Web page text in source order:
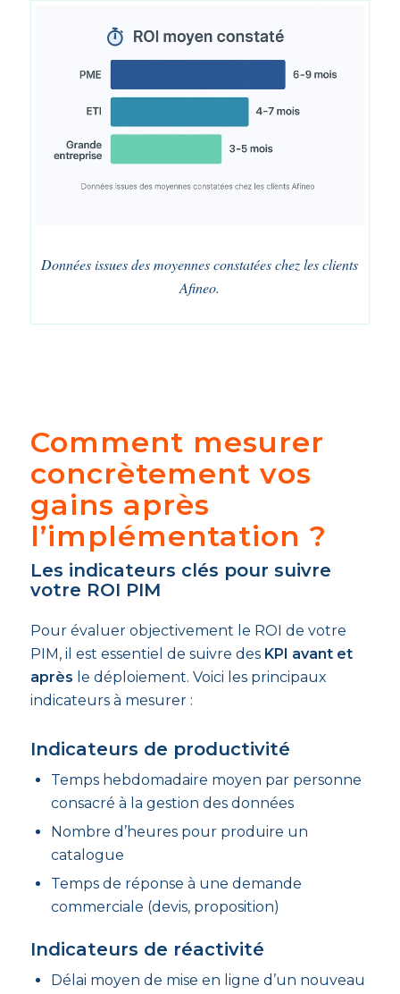
Données issues des moyennes constatées chez les clients
Afineo.
Comment mesurer
concrètement vos
gains après
l’implémentation ?
Les indicateurs clés pour suivre
votre ROI PIM
Pour évaluer objectivement le ROI de votre
PIM, il est essentiel de suivre des KPI avant et
après le déploiement. Voici les principaux
indicateurs à mesurer :
Indicateurs de productivité
Temps hebdomadaire moyen par personne
consacré à la gestion des données
Nombre d’heures pour produire un
catalogue
Temps de réponse à une demande
commerciale (devis, proposition)
Indicateurs de réactivité
Délai moyen de mise en ligne d’un nouveau